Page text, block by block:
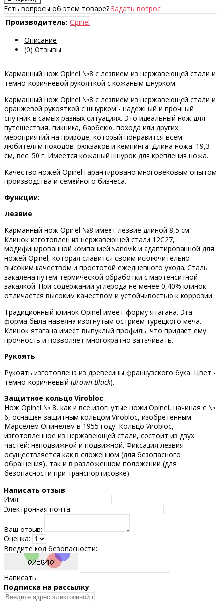
Есть вопросы об этом товаре? Задать вопрос
Производитель: Opinel
Описание
(0) Отзывы
Карманный нож Opinel №8 с лезвием из нержавеющей стали и
темно-коричневой рукояткой с кожаным шнурком.
Карманный нож Opinel №8 с лезвием из нержавеющей стали и
оранжевой рукояткой с шнурком - надежный и прочный
спутник в самых разных ситуациях. Это идеальный нож для
путешествия, пикника, барбекю, похода или других
мероприятий на природе, который понравится всем
любителям походов, рюкзаков и кемпинга. Длина ножа: 19,3
см, вес: 50 г. Имеется кожаный шнурок для крепления ножа.
Качество ножей Opinel гарантировано многовековым опытом
производства и семейного бизнеса.
Функции:
Лезвие
Карманный нож Opinel №8 имеет лезвие длиной 8,5 см.
Клинок изготовлен из нержавеющей стали 12C27,
модифицированной компанией Sandvik и адаптированной для
ножей Opinel, которая славится своим исключительно
высоким качеством и простотой ежедневного ухода. Сталь
закалена путем термической обработки с мартенситной
закалкой. При содержании углерода не менее 0,40% клинок
отличается высоким качеством и устойчивостью к коррозии.
Традиционный клинок Opinel имеет форму ятагана. Эта
форма была навеяна изогнутым острием турецкого меча.
Клинок ятагана имеет выпуклый профиль, что придает ему
прочность и позволяет многократно затачивать.
Рукоять
Рукоять изготовлена из древесины французского бука. Цвет -
темно-коричневый (Brown Black).
Защитное кольцо Virobloc
Нож Opinel № 8, как и все изогнутые ножи Opinel, начиная с №
6, оснащен защитным кольцом Virobloc, изобретенным
Марселем Опинелем в 1955 году. Кольцо Virobloc,
изготовленное из нержавеющей стали, состоит из двух
частей: неподвижной и подвижной. Фиксация лезвия
осуществляется как в сложенном (для безопасного
обращения), так и в разложенном положении (для
безопасности при транспортировке).
Написать отзыв
Имя:
Электронная почта:
Ваш отзыв:
Оценка:
Введите код безопасности:
Написать
Подпискa на рассылку